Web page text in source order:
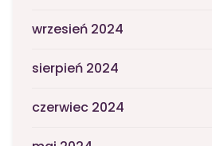
wrzesień 2024
sierpień 2024
czerwiec 2024